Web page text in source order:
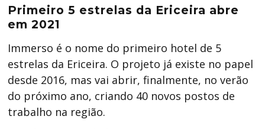
Primeiro 5 estrelas da Ericeira abre
em 2021
Immerso é o nome do primeiro hotel de 5
estrelas da Ericeira. O projeto já existe no papel
desde 2016, mas vai abrir, finalmente, no verão
do próximo ano, criando 40 novos postos de
trabalho na região.